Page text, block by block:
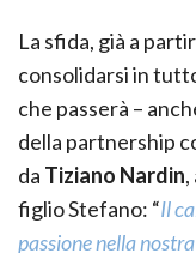
La sfida, già a
consolidarsi in
che passerà –
della partnership
da Tiziano Nardin
figlio Stefano: “Il
passione nella